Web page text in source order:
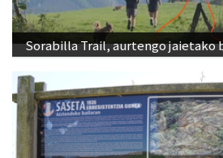
Sorabilla Trail, aurtengo jaietako